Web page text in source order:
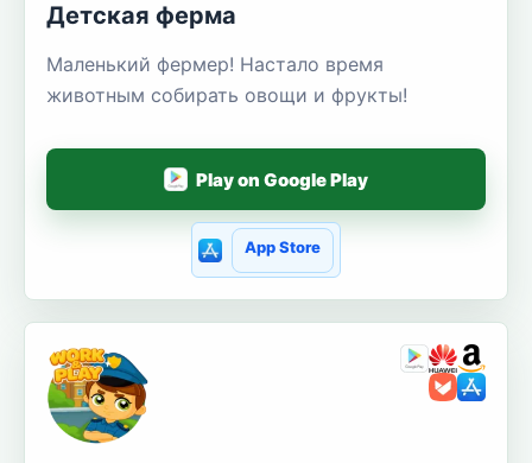
Детская ферма
Маленький фермер! Настало время
животным собирать овощи и фрукты!
Play on Google Play
App Store